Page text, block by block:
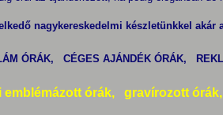
nagykereskedelmi készletünkkel
ÓRÁK, CÉGES AJÁNDÉK ÓRÁK,
emblémázott órák, gravírozott